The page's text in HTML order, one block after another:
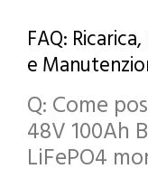
FAQ:
e
Q: Come
48V 100Ah
LiFePO4